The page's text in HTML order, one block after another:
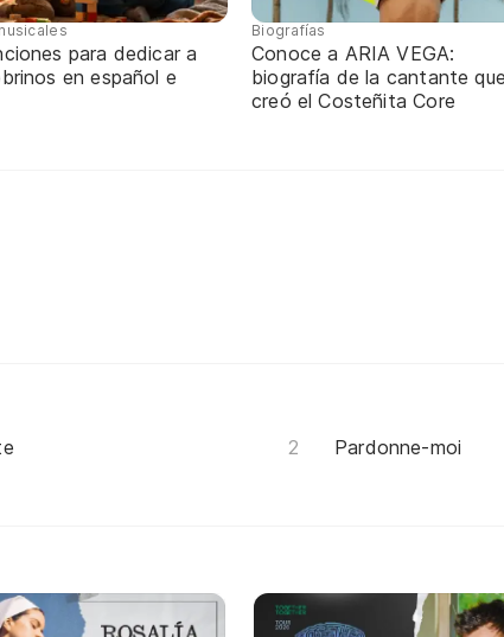
para dedicar a
en español e
Biografías
Conoce a ARIA VEGA:
biografía de la cantante que
creó el Costeñita Core
Pardonne-moi